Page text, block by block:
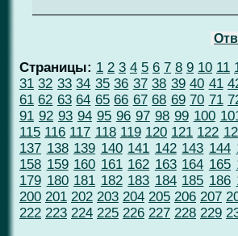
Страницы: 1 2 3 4 5 6 7 8 9 10 11
31 32 33 34 35 36 37 38 39 40 41
61 62 63 64 65 66 67 68 69 70 71
91 92 93 94 95 96 97 98 99 100
115 116 117 118 119 120 121 122
137 138 139 140 141 142 143 144
158 159 160 161 162 163 164 165
179 180 181 182 183 184 185 186
200 201 202 203 204 205 206 207
222 223 224 225 226 227 228 229